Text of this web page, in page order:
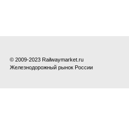
© 2009-2023 Railwaymarket.ru
Железнодорожный рынок России